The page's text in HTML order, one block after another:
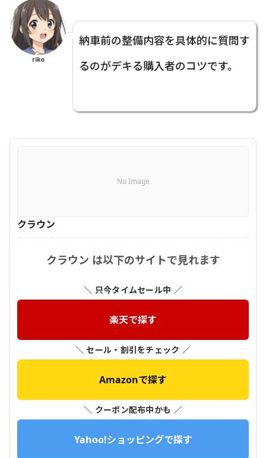
riko
納車前の整備内容を具体的に質問す
るのがデキる購入者のコツです。
No Image
クラウン
クラウン は以下のサイトで見れます
＼ 只今タイムセール中 ／
楽天で探す
＼ セール・割引をチェック ／
Amazonで探す
＼ クーポン配布中かも ／
Yahoo!ショッピングで探す